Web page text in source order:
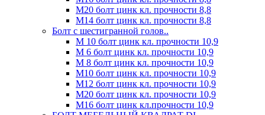
М20 болт цинк кл. прочности 8,8
М14 болт цинк кл. прочности 8,8
Болт с шестигранной голов..
М 10 болт цинк кл. прочности 10,9
М 6 болт цинк кл. прочности 10,9
М 8 болт цинк кл. прочности 10,9
М10 болт цинк кл. прочности 10,9
М12 болт цинк кл. прочности 10,9
М20 болт цинк кл. прочности 10,9
М16 болт цинк кл.прочности 10,9